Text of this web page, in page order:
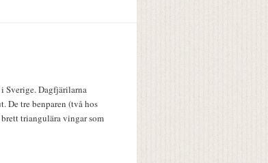
i Sverige. Dagfjärilarna
De tre benparen (två hos
triangulära vingar som